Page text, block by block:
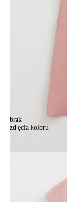
brak
zdjęcia koloru